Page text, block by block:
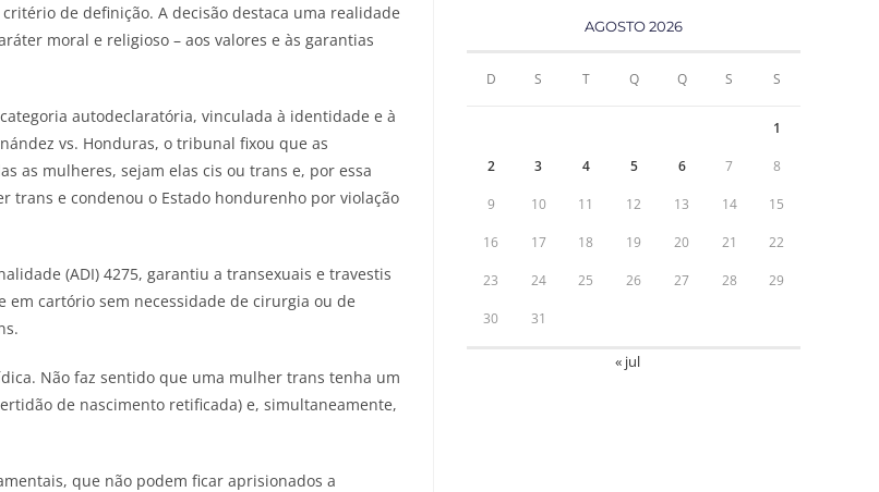
de definição. A decisão destaca uma realidade
moral e religioso – aos valores e às garantias
autodeclaratória, vinculada à identidade e à
vs. Honduras, o tribunal fixou que as
as mulheres, sejam elas cis ou trans e, por essa
trans e condenou o Estado hondurenho por violação
(ADI) 4275, garantiu a transexuais e travestis
cartório sem necessidade de cirurgia ou de
Não faz sentido que uma mulher trans tenha um
de nascimento retificada) e, simultaneamente,
que não podem ficar aprisionados a
AGOSTO 2026
D S T Q Q S S
1
2 3 4 5 6 7 8
9 10 11 12 13 14 15
16 17 18 19 20 21 22
23 24 25 26 27 28 29
30 31
« jul